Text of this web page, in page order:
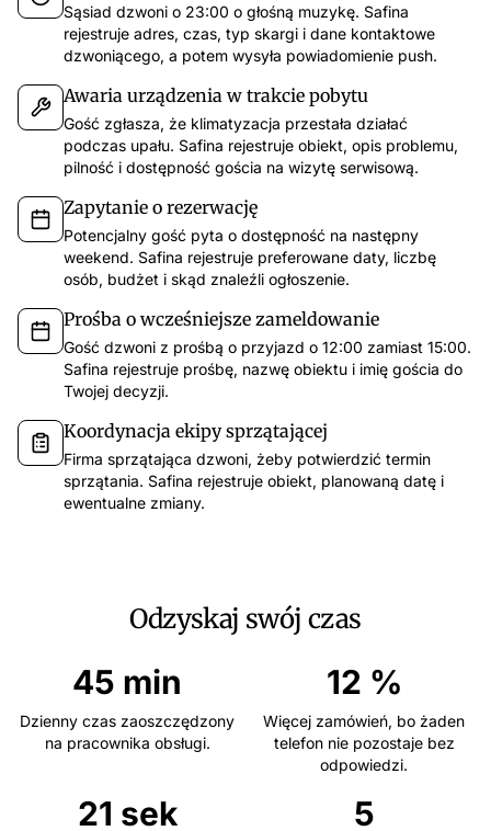
app.safina.ai
47
Zaufane Podejrzane
1
Niebezpieczne
Katarzyna Nowak54s
14:45
Pyta o status zamówienia i termin dostawy.
TW Tomasz Wiśniewski
Umówienie spotkania w sprawie projektu na przyszły tydzień.
Nieznany44s
11:30
09:15
12 gru
Omówienie
Rozmówca był
Pilność
Sąsiad dzwoni o 23:00 o głośną muzykę. Safina
rejestruje adres, czas, typ skargi i dane kontaktowe
dzwoniącego, a potem wysyła powiadomienie push.
Awaria urządzenia w trakcie pobytu
Gość zgłasza, że klimatyzacja przestała działać
podczas upału. Safina rejestruje obiekt, opis problemu,
pilność i dostępność gościa na wizytę serwisową.
Zapytanie o rezerwację
Potencjalny gość pyta o dostępność na następny
weekend. Safina rejestruje preferowane daty, liczbę
osób, budżet i skąd znaleźli ogłoszenie.
Prośba o wcześniejsze zameldowanie
Gość dzwoni z prośbą o przyjazd o 12:00 zamiast 15:00.
Safina rejestruje prośbę, nazwę obiektu i imię gościa do
Twojej decyzji.
Koordynacja ekipy sprzątającej
Firma sprzątająca dzwoni, żeby potwierdzić termin
sprzątania. Safina rejestruje obiekt, planowaną datę i
ewentualne zmiany.
Odzyskaj swój czas
45 min
Dzienny czas zaoszczędzony
na pracownika obsługi.
12 %
Więcej zamówień, bo żaden
telefon nie pozostaje bez
odpowiedzi.
21 sek 5